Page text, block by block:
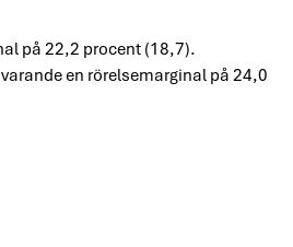
på 22,2 procent (18,7).
en rörelsemarginal på 24,0